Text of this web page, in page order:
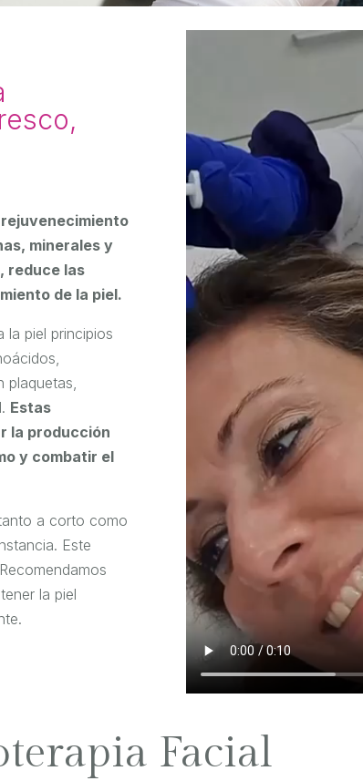
minerales y
reduce las
de la piel.
la piel principios
plaquetas,
Estas
la producción
y combatir el
a corto como
Este
la piel
Facial